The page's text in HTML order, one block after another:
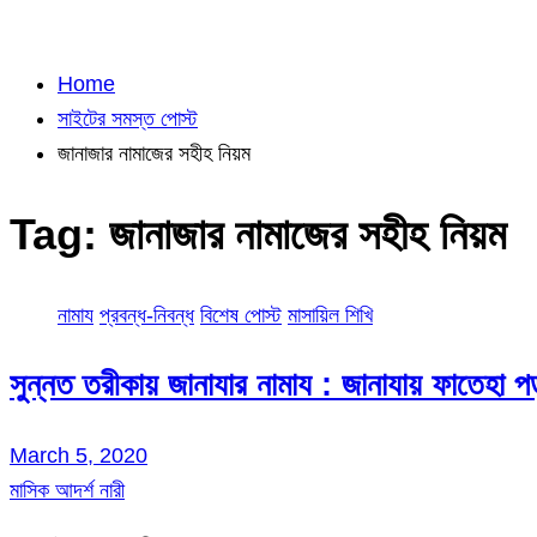
Home
সাইটের সমস্ত পোস্ট
জানাজার নামাজের সহীহ নিয়ম
Tag: জানাজার নামাজের সহীহ নিয়ম
নামায প্রবন্ধ-নিবন্ধ বিশেষ পোস্ট মাসায়িল শিখি
সুন্নত তরীকায় জানাযার নামায : জানাযায় ফাতেহা
March 5, 2020
মাসিক আদর্শ নারী